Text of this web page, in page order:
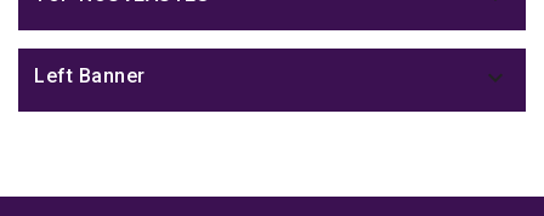
Left Banner 